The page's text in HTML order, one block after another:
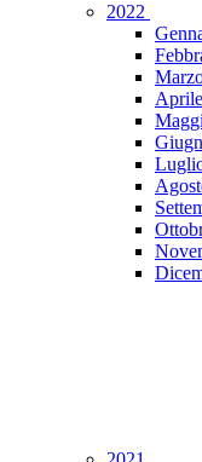
2022
Aprile